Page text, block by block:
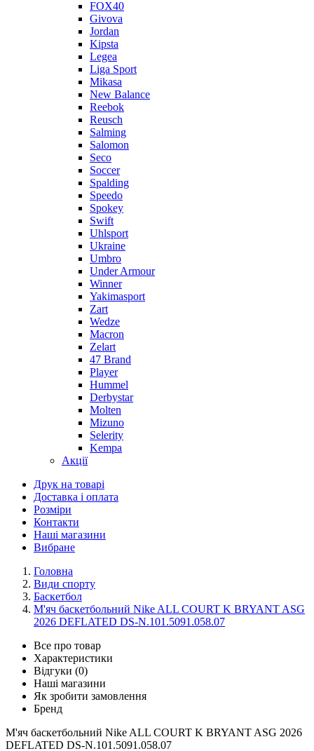
FOX40
Givova
Jordan
Kipsta
Legea
Liga Sport
Mikasa
New Balance
Reebok
Reusch
Salming
Salomon
Seco
Soccer
Spalding
Speedo
Spokey
Swift
Uhlsport
Ukraine
Umbro
Under Armour
Winner
Yakimasport
Zart
Wedze
Macron
Zelart
47 Brand
Player
Hummel
Derbystar
Molten
Mizuno
Selerity
Kempa
Акції
Друк на товарі
Доставка і оплата
Розміри
Контакти
Наші магазини
Вибране
Головна
Види спорту
Баскетбол
М'яч баскетбольний Nike ALL COURT K BRYANT ASG
2026 DEFLATED DS-N.101.5091.058.07
Все про товар
Характеристики
Відгуки (0)
Наші магазини
Як зробити замовлення
Бренд
М'яч баскетбольний Nike ALL COURT K BRYANT ASG 2026
DEFLATED DS-N.101.5091.058.07